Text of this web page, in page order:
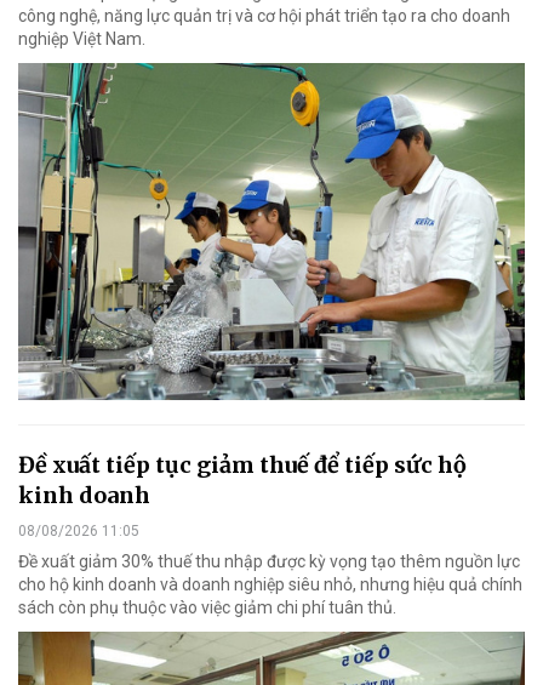
công nghệ, năng lực quản trị và cơ hội phát triển tạo ra cho doanh
nghiệp Việt Nam.
Đề xuất tiếp tục giảm thuế để tiếp sức hộ
kinh doanh
08/08/2026 11:05
Đề xuất giảm 30% thuế thu nhập được kỳ vọng tạo thêm nguồn lực
cho hộ kinh doanh và doanh nghiệp siêu nhỏ, nhưng hiệu quả chính
sách còn phụ thuộc vào việc giảm chi phí tuân thủ.